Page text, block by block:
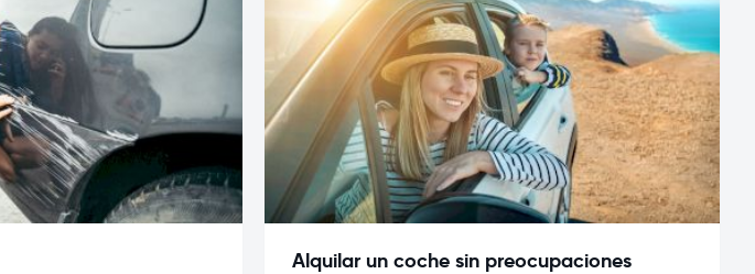
Alquilar un coche sin preocupaciones